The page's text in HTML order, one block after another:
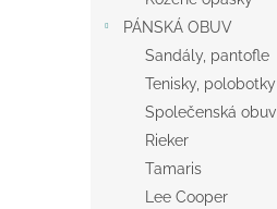
PÁNSKÁ OBUV
Sandály, pantofle
Tenisky, polobotky
Společenská obuv
Rieker
Tamaris
Lee Cooper